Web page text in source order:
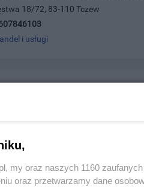
18/72, 83-110 Tczew
i usługi
41, 83-110 Tczew
my oraz naszych 1160
oraz przetwarzamy dane